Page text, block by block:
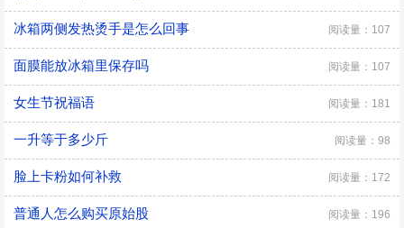
冰箱两侧发热烫手是怎么回事 阅读量：107
面膜能放冰箱里保存吗 阅读量：107
女生节祝福语 阅读量：181
一升等于多少斤 阅读量：98
脸上卡粉如何补救 阅读量：172
普通人怎么购买原始股 阅读量：196